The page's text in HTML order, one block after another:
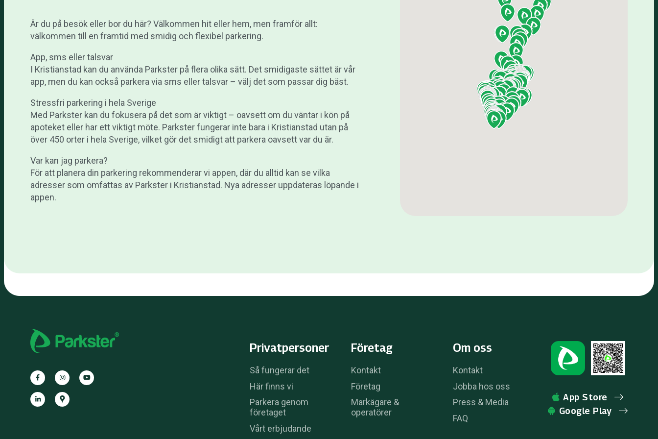
Är du på besök eller bor du här? Välkommen hit eller hem, men framför allt:
välkommen till en framtid med smidig och flexibel parkering.
App, sms eller talsvar
I Kristianstad kan du använda Parkster på flera olika sätt. Det smidigaste sättet är vår
app, men du kan också parkera via sms eller talsvar – välj det som passar dig bäst.
Stressfri parkering i hela Sverige
Med Parkster kan du fokusera på det som är viktigt – oavsett om du väntar i kön på
apoteket eller har ett viktigt möte. Parkster fungerar inte bara i Kristianstad utan på
över 450 orter i hela Sverige, vilket gör det smidigt att parkera oavsett var du är.
Var kan jag parkera?
För att planera din parkering rekommenderar vi appen, där du alltid kan se vilka
adresser som omfattas av Parkster i Kristianstad. Nya adresser uppdateras löpande i
appen.
FacebookInstagramYouTube
LinkedInGoogle
Privatpersoner
Så fungerar det
Här finns vi
Parkera genom
företaget
Vårt erbjudande
Företag
Kontakt
Företag
Markägare &
operatörer
Om oss
Kontakt
Jobba hos oss
Press & Media
FAQ
App Store
Google Play